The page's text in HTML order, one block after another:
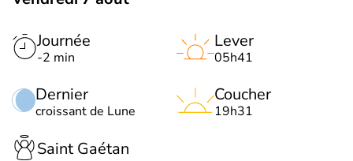
Journée
-2 min
Dernier
croissant de Lune
Lever
05h41
Coucher
19h31
Saint Gaétan